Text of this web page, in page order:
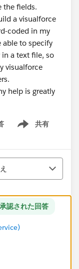
the fields.
a visualforce
coded in my
able to specify
a text file, so
visualforce
help is greatly
共有
Show menu
承認された回答